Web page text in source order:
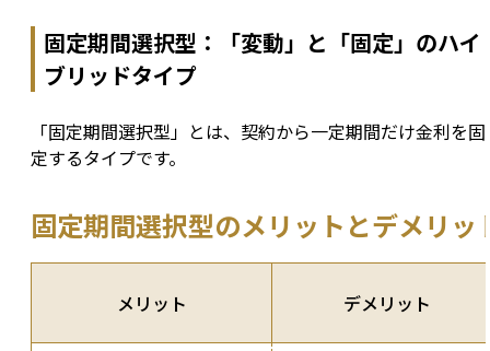
固定期間選択型：「変動」と「固定」のハイ
ブリッドタイプ
「固定期間選択型」とは、契約から一定期間だけ金利を固
定するタイプです。
メリット デメリット
固定期間選択型のメリットとデメリッ